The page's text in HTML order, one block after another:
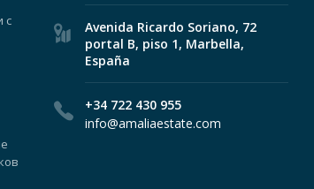
с
Avenida Ricardo Soriano, 72
portal B, piso 1, Marbella,
España
+34 722 430 955
info@amaliaestate.com